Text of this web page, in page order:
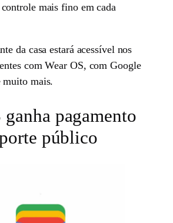
mais fino em cada
da casa estará acessível nos
com Wear OS, com Google
muito mais.
ganha pagamento
público